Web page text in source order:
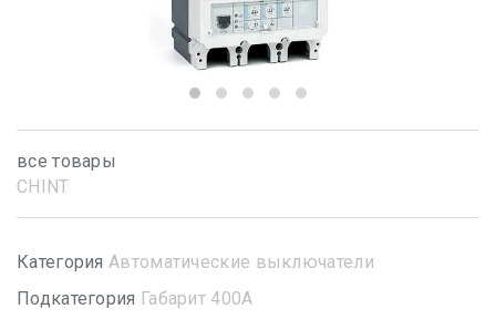
все товары
CHINT
Категория Автоматические выключатели
Подкатегория Габарит 400А